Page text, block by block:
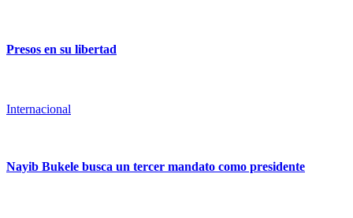
Presos en su libertad
Internacional
Nayib Bukele busca un tercer mandato como presidente